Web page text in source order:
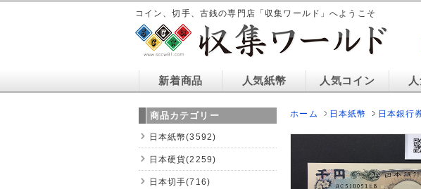
コイン、切手、古銭の専門店「収集ワールド」へようこそ
新着商品 人気紙幣 人気コイン
ホーム 日本紙幣 日本銀行
商品カテゴリー
日本紙幣(3592)
日本硬貨(2259)
日本切手(716)